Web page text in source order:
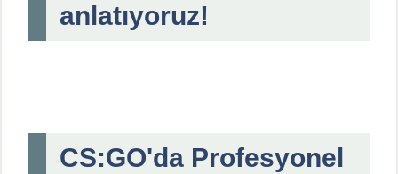
anlatıyoruz!
CS:GO'da Profesyonel